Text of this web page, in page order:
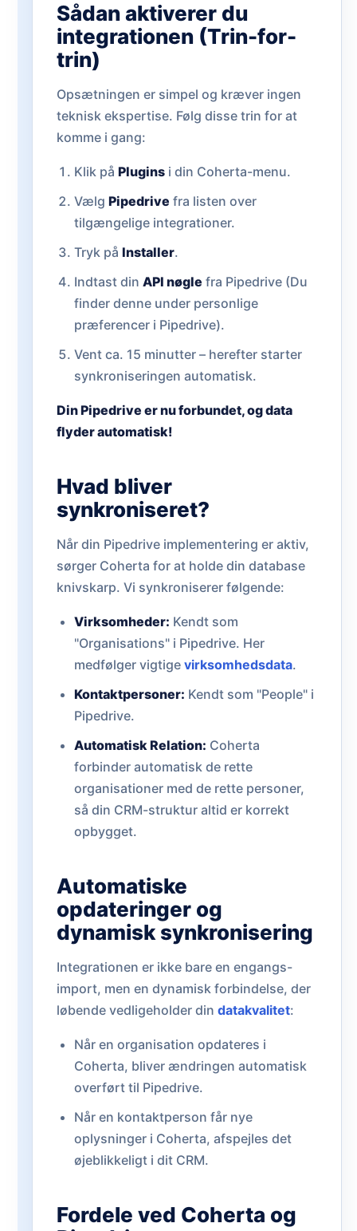
Sådan aktiverer du
integrationen (Trin-for-
trin)
Opsætningen er simpel og kræver ingen
teknisk ekspertise. Følg disse trin for at
komme i gang:
Klik på Pluginsi din Coherta-menu.
Vælg Pipedrive fra listen over
tilgængelige integrationer.
Tryk på Installer.
Indtast din API nøgle fra Pipedrive (Du
finder denne under personlige
præferencer i Pipedrive).
Vent ca. 15 minutter – herefter starter
synkroniseringen automatisk.
Din Pipedrive er nu forbundet, og data
flyder automatisk!
Hvad bliver
synkroniseret?
Når din Pipedrive implementering er aktiv,
sørger Coherta for at holde din database
knivskarp. Vi synkroniserer følgende:
Virksomheder: Kendt som
"Organisations" i Pipedrive. Her
medfølger vigtige virksomhedsdata.
Kontaktpersoner: Kendt som "People" i
Pipedrive.
Automatisk Relation: Coherta
forbinder automatisk de rette
organisationer med de rette personer,
så din CRM-struktur altid er korrekt
opbygget.
Automatiske
opdateringer og
dynamisk synkronisering
Integrationen er ikke bare en engangs-
import, men en dynamisk forbindelse, der
løbende vedligeholder din datakvalitet:
Når en organisation opdateres i
Coherta, bliver ændringen automatisk
overført til Pipedrive.
Når en kontaktperson får nye
oplysninger i Coherta, afspejles det
øjeblikkeligt i dit CRM.
Fordele ved Coherta og